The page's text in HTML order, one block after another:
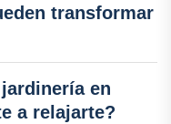
transformar
en
a relajarte?